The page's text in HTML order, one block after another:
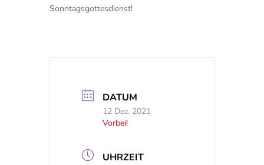
Sonntagsgottesdienst!
DATUM
12 Dez. 2021
Vorbei!
UHRZEIT